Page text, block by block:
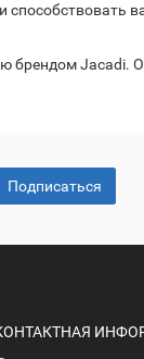
способствовать
брендом Jacadi.
Подписаться